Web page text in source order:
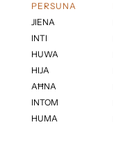
PERSUNA
JIENA
INTI
HUWA
HIJA
AĦNA
INTOM
HUMA